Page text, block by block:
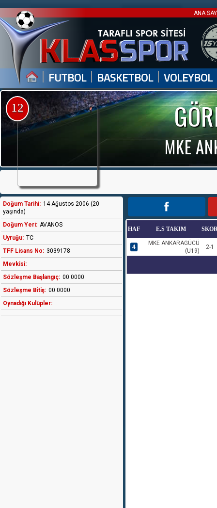
ANA
| FUTBOL | BASKETBOL | VOLEYBOL
MKE
12
Doğum Tarihi: 14 Ağustos 2006 (20
yaşında)
Doğum Yeri: AVANOS
Uyruğu: TC
TFF Lisans No: 3039178
Mevkisi:
Sözleşme Başlangıç: 00 0000
Sözleşme Bitiş: 00 0000
Oynadığı Kulüpler:
HAF E.S TAKIM
4
MKE ANKARAGÜCÜ
(U19)
2-1